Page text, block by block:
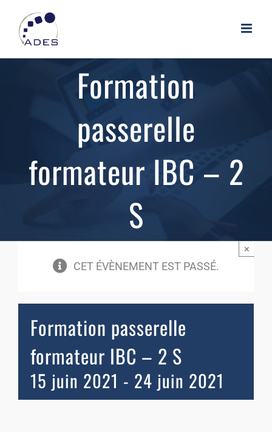
contenu
Formation
passerelle
formateur IBC – 2
S
CET ÉVÈNEMENT EST PASSÉ.
×
Formation passerelle
formateur IBC – 2 S
15 juin 2021 - 24 juin 2021